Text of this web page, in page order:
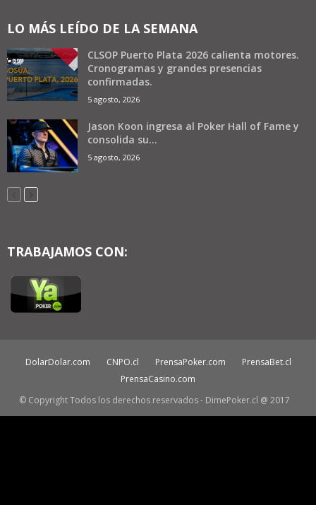
LO MÁS LEÍDO DE LA SEMANA
CLSOP Puerto Plata 2026 calienta motores.
Cronogramas y grandes presencias
confirmadas.
5 agosto, 2026
Jason Koon ingresa al Poker Hall of Fame y
consolida su...
5 agosto, 2026
TRABAJAMOS CON:
DolarDolar.com CNPO.cl PrensaPoker.com
PrensaBet.cl
PrensaCasino.com
© Copyright Todos los derechos reservados - DimePoker.cl @ 2017